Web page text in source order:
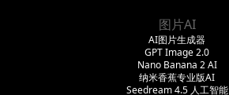
图片AI
AI图片生成器
GPT Image 2.0
Nano Banana 2 AI
纳米香蕉专业版AI
Seedream 4.5 人工智能